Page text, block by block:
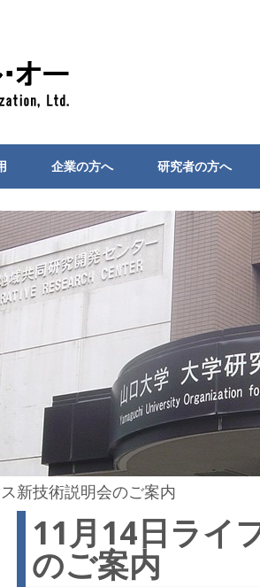
企業の方へ 研究者の方へ
新技術説明会のご案内
11月14日ライ
のご案内